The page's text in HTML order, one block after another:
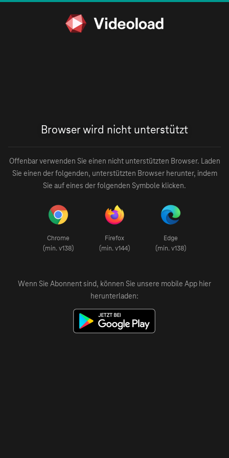
Browser wird nicht unterstützt
Offenbar verwenden Sie einen nicht unterstützten Browser. Laden
Sie einen der folgenden, unterstützten Browser herunter, indem
Sie auf eines der folgenden Symbole klicken.
Chrome
(min. v138)
Firefox
(min. v144)
Edge
(min. v138)
Wenn Sie Abonnent sind, können Sie unsere mobile App hier
herunterladen: